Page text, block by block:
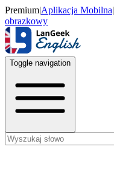
Premium|Aplikacja Mobilna|
obrazkowy
Toggle navigation